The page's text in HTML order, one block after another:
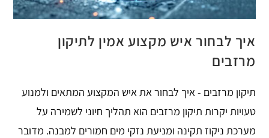
איך לבחור איש מקצוע אמין לתיקון
מרזבים
תיקון מרזבים - איך לבחור את איש המקצוע המתאים ולמנוע
טעויות יקרות תיקון מרזבים הוא תהליך חיוני לשמירה על
מערכת ניקוז תקינה ומניעת נזקי מים חמורים למבנה. מדובר